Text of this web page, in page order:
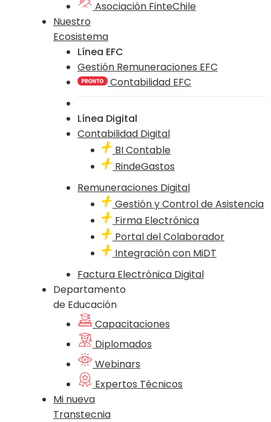
Asociación FinteChile
Nuestro
Ecosistema
Línea EFC
Gestión Remuneraciones EFC
Contabilidad EFC
Línea Digital
Contabilidad Digital
BI Contable
RindeGastos
Remuneraciones Digital
Gestión y Control de Asistencia
Firma Electrónica
Portal del Colaborador
Integración con MiDT
Factura Electrónica Digital
Departamento
de Educación
Capacitaciones
Diplomados
Webinars
Expertos Técnicos
Mi nueva
Transtecnia